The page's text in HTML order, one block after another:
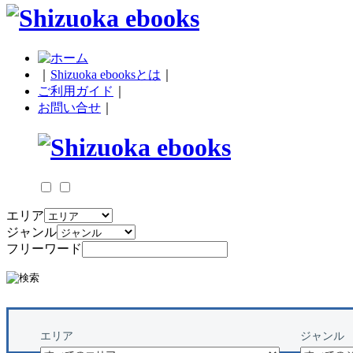
Shizuoka ebooksとは
ご利用ガイド
お問い合せ
エリア
ジャンル
フリーワード
エリア ジャンル